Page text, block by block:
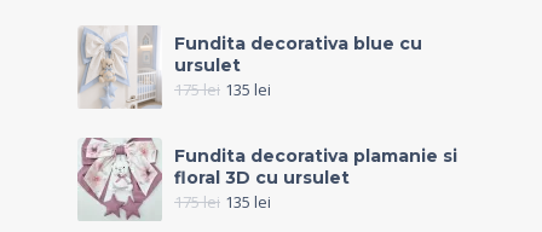
Fundita decorativa blue cu
ursulet
175lei 135 lei
Fundita decorativa plamanie si
floral 3D cu ursulet
175lei 135 lei